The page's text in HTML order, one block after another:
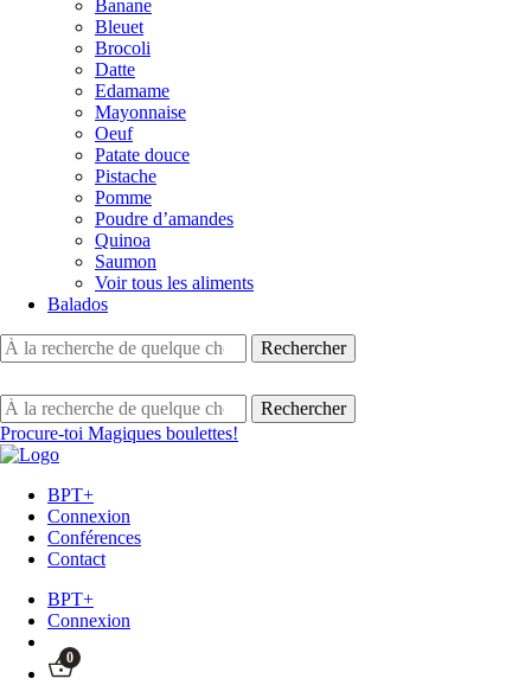
Banane
Bleuet
Brocoli
Datte
Edamame
Mayonnaise
Oeuf
Patate douce
Pistache
Pomme
Poudre d’amandes
Quinoa
Saumon
Voir tous les aliments
Balados
Procure-toi Magiques boulettes!
BPT+
Connexion
Conférences
Contact
BPT+
Connexion
0